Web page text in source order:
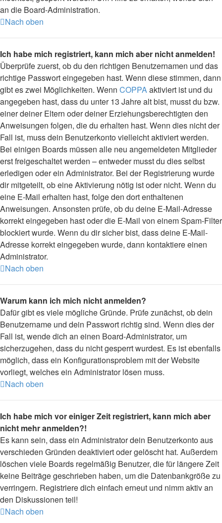
an die Board-Administration.
Nach oben
Ich habe mich registriert, kann mich aber nicht anmelden!
Überprüfe zuerst, ob du den richtigen Benutzernamen und das
richtige Passwort eingegeben hast. Wenn diese stimmen, dann
gibt es zwei Möglichkeiten. Wenn COPPAaktiviert ist und du
angegeben hast, dass du unter 13 Jahre alt bist, musst du bzw.
einer deiner Eltern oder deiner Erziehungsberechtigten den
Anweisungen folgen, die du erhalten hast. Wenn dies nicht der
Fall ist, muss dein Benutzerkonto vielleicht aktiviert werden.
Bei einigen Boards müssen alle neu angemeldeten Mitglieder
erst freigeschaltet werden – entweder musst du dies selbst
erledigen oder ein Administrator. Bei der Registrierung wurde
dir mitgeteilt, ob eine Aktivierung nötig ist oder nicht. Wenn du
eine E-Mail erhalten hast, folge den dort enthaltenen
Anweisungen. Ansonsten prüfe, ob du deine E-Mail-Adresse
korrekt eingegeben hast oder die E-Mail von einem Spam-Filter
blockiert wurde. Wenn du dir sicher bist, dass deine E-Mail-
Adresse korrekt eingegeben wurde, dann kontaktiere einen
Administrator.
Nach oben
Warum kann ich mich nicht anmelden?
Dafür gibt es viele mögliche Gründe. Prüfe zunächst, ob dein
Benutzername und dein Passwort richtig sind. Wenn dies der
Fall ist, wende dich an einen Board-Administrator, um
sicherzugehen, dass du nicht gesperrt wurdest. Es ist ebenfalls
möglich, dass ein Konfigurationsproblem mit der Website
vorliegt, welches ein Administrator lösen muss.
Nach oben
Ich habe mich vor einiger Zeit registriert, kann mich aber
nicht mehr anmelden?!
Es kann sein, dass ein Administrator dein Benutzerkonto aus
verschieden Gründen deaktiviert oder gelöscht hat. Außerdem
löschen viele Boards regelmäßig Benutzer, die für längere Zeit
keine Beiträge geschrieben haben, um die Datenbankgröße zu
verringern. Registriere dich einfach erneut und nimm aktiv an
den Diskussionen teil!
Nach oben